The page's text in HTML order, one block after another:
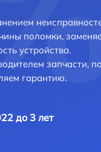
поломки,
устройства.
запчасти,
гарантию.
до 3 лет